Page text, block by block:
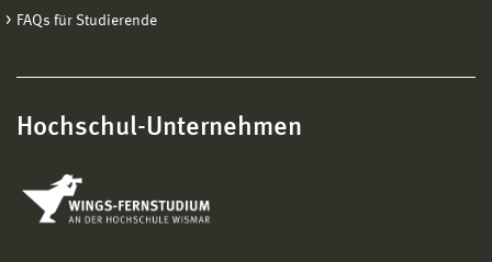
FAQs für Studierende
Hochschul-Unternehmen